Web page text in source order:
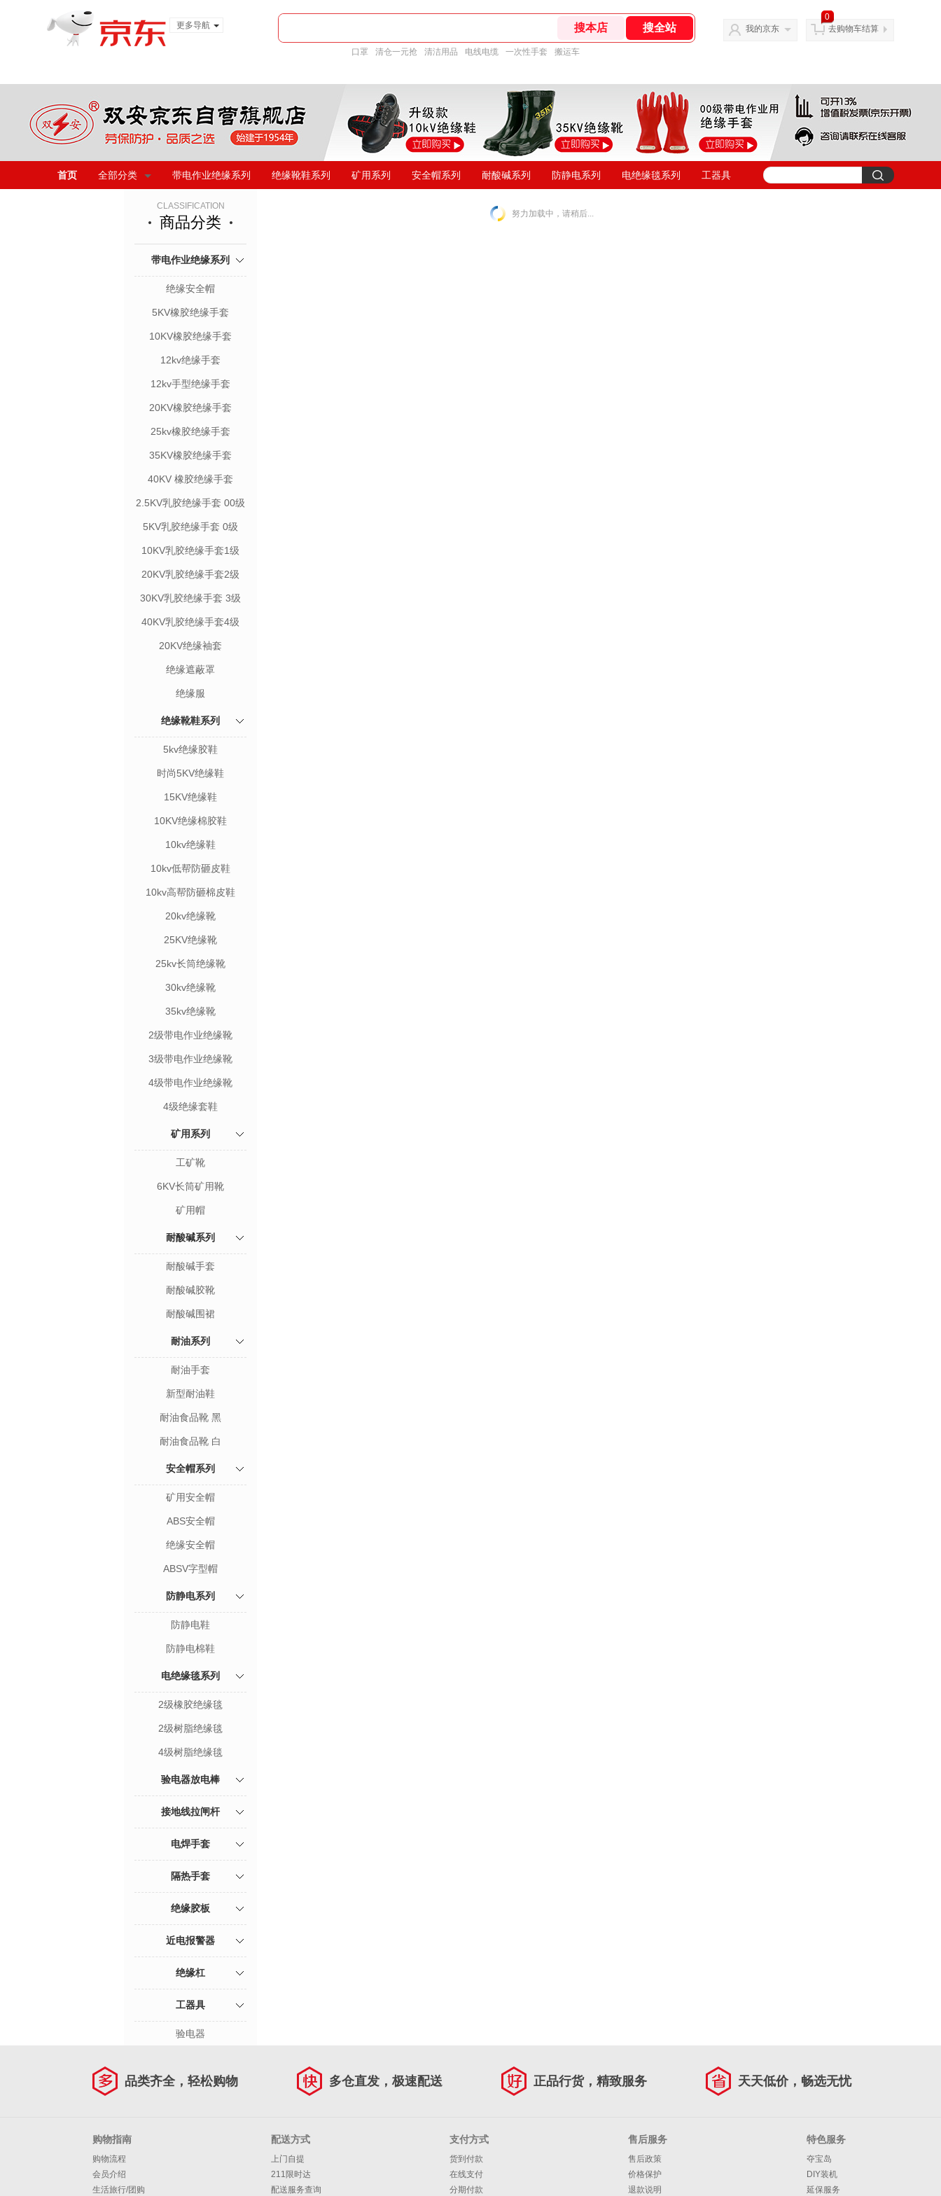
更多导航
口罩 清仓一元抢 清洁用品 电线电缆 一次性手套 搬运车
我的京东
0
去购物车结算
首页 全部分类 带电作业绝缘系列 绝缘靴鞋系列 矿用系列 安全帽系列 耐酸碱系列 防静电系列 电绝缘毯系列 工器具
CLASSIFICATION
商品分类
带电作业绝缘系列
绝缘安全帽
5KV橡胶绝缘手套
10KV橡胶绝缘手套
12kv绝缘手套
12kv手型绝缘手套
20KV橡胶绝缘手套
25kv橡胶绝缘手套
35KV橡胶绝缘手套
40KV 橡胶绝缘手套
2.5KV乳胶绝缘手套 00级
5KV乳胶绝缘手套 0级
10KV乳胶绝缘手套1级
20KV乳胶绝缘手套2级
30KV乳胶绝缘手套 3级
40KV乳胶绝缘手套4级
20KV绝缘袖套
绝缘遮蔽罩
绝缘服
绝缘靴鞋系列
5kv绝缘胶鞋
时尚5KV绝缘鞋
15KV绝缘鞋
10KV绝缘棉胶鞋
10kv绝缘鞋
10kv低帮防砸皮鞋
10kv高帮防砸棉皮鞋
20kv绝缘靴
25KV绝缘靴
25kv长筒绝缘靴
30kv绝缘靴
35kv绝缘靴
2级带电作业绝缘靴
3级带电作业绝缘靴
4级带电作业绝缘靴
4级绝缘套鞋
矿用系列
工矿靴
6KV长筒矿用靴
矿用帽
耐酸碱系列
耐酸碱手套
耐酸碱胶靴
耐酸碱围裙
耐油系列
耐油手套
新型耐油鞋
耐油食品靴 黑
耐油食品靴 白
安全帽系列
矿用安全帽
ABS安全帽
绝缘安全帽
ABSV字型帽
防静电系列
防静电鞋
防静电棉鞋
电绝缘毯系列
2级橡胶绝缘毯
2级树脂绝缘毯
4级树脂绝缘毯
验电器放电棒
接地线拉闸杆
电焊手套
隔热手套
绝缘胶板
近电报警器
绝缘杠
工器具
验电器
努力加载中，请稍后...
品类齐全，轻松购物 多仓直发，极速配送 正品行货，精致服务 天天低价，畅选无忧
购物指南
购物流程
会员介绍
生活旅行/团购
配送方式
上门自提
211限时达
配送服务查询
支付方式
货到付款
在线支付
分期付款
售后服务
售后政策
价格保护
退款说明
特色服务
夺宝岛
DIY装机
延保服务